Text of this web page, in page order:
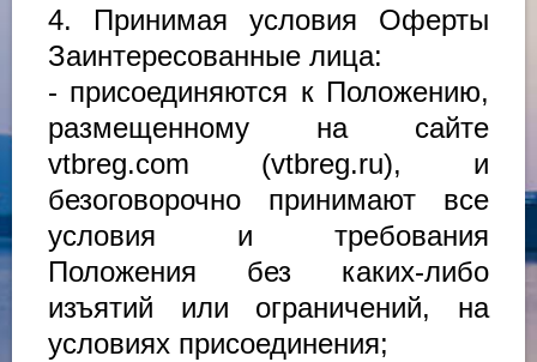
4. Принимая условия Оферты
Заинтересованные лица:
- присоединяются к Положению,
размещенному на сайте
vtbreg.com (vtbreg.ru), и
безоговорочно принимают все
условия и требования
Положения без каких-либо
изъятий или ограничений, на
условиях присоединения;